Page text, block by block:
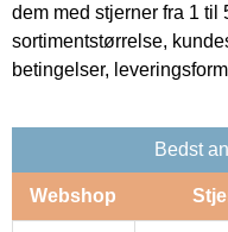
dem med stjerner fra 1 til
sortimentstørrelse,
betingelser,
Bedst
Webshop